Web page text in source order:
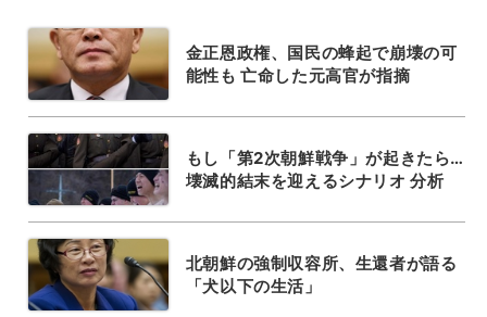
金正恩政権、国民の蜂起で崩壊の可
能性も 亡命した元高官が指摘
もし「第2次朝鮮戦争」が起きたら…
壊滅的結末を迎えるシナリオ 分析
北朝鮮の強制収容所、生還者が語る
「犬以下の生活」